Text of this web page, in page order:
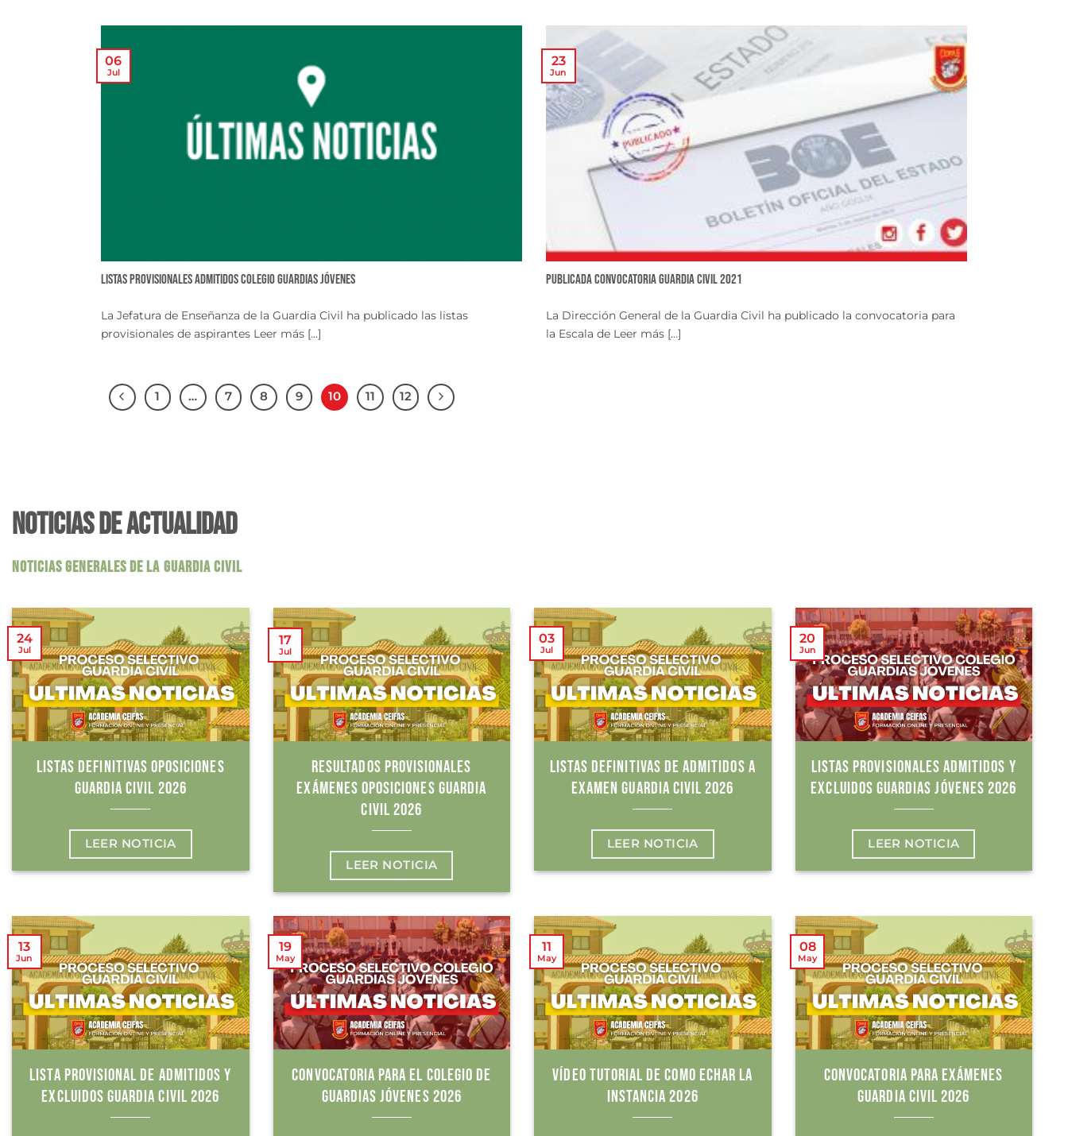
Listas provisionales admitidos Colegio Guardias Jóvenes
La Jefatura de Enseñanza de la Guardia Civil ha publicado las listas
provisionales de aspirantes Leer más [...]
06
Jul
Publicada convocatoria Guardia Civil 2021
La Dirección General de la Guardia Civil ha publicado la convocatoria para
la Escala de Leer más [...]
23
Jun
1 … 7 8 9 10 11 12
NOTICIAS DE ACTUALIDAD
NOTICIAS GENERALES DE LA GUARDIA CIVIL
LISTAS DEFINITIVAS OPOSICIONES
GUARDIA CIVIL 2026
LEER NOTICIA
24
Jul
RESULTADOS PROVISIONALES
EXÁMENES OPOSICIONES GUARDIA
CIVIL 2026
LEER NOTICIA
17
Jul
LISTAS DEFINITIVAS DE ADMITIDOS A
EXAMEN GUARDIA CIVIL 2026
LEER NOTICIA
03
Jul
LISTAS PROVISIONALES ADMITIDOS Y
EXCLUIDOS GUARDIAS JÓVENES 2026
LEER NOTICIA
20
Jun
LISTA PROVISIONAL DE ADMITIDOS Y
EXCLUIDOS GUARDIA CIVIL 2026
13
Jun
CONVOCATORIA PARA EL COLEGIO DE
GUARDIAS JÓVENES 2026
19
May
VÍDEO TUTORIAL DE COMO ECHAR LA
INSTANCIA 2026
11
May
CONVOCATORIA PARA EXÁMENES
GUARDIA CIVIL 2026
08
May